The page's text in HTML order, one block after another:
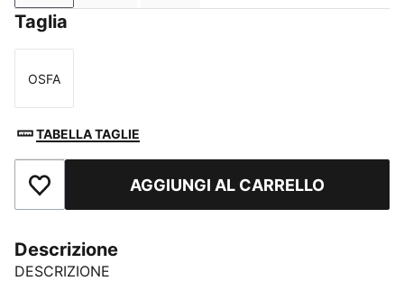
Taglia
Taglia
OSFA
TABELLA TAGLIE
Aggiungi ai PreferitiAGGIUNGI AL CARRELLO
Descrizione
DESCRIZIONE